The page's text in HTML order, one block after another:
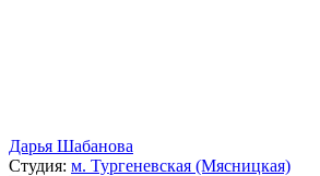
Дарья Шабанова
Студия: м. Тургеневская (Мясницкая)